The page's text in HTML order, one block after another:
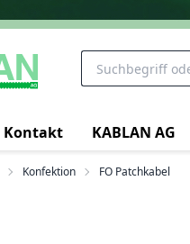
Kontakt KABLAN AG
Konfektion FO Patchkabel